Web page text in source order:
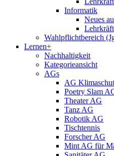
Informatik
Neues
Wahlpflichtbereich
Lernen+
Nachhaltigkeit
Kategorieansicht
AGs
AG
Poetry Slam
Theater AG
Tanz AG
Robotik AG
Tischtennis
Forscher AG
Mint AG für